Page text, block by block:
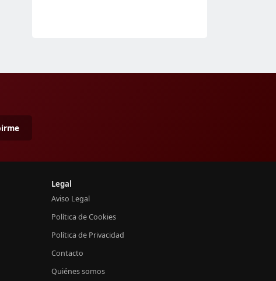
Legal
Aviso Legal
Política de Cookies
Política de Privacidad
Contacto
Quiénes somos